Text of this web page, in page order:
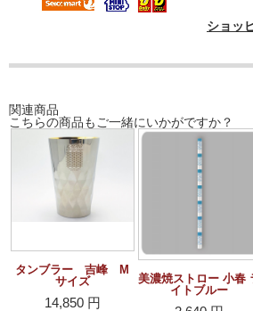
ショッ
関連商品
こちらの商品もご一緒にいかがですか？
タンブラー 吉峰 M
サイズ
14,850 円
美濃焼ストロー 小春
イトブルー